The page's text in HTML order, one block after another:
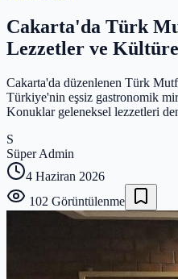
Cakarta'da Türk
Lezzetler ve
Cakarta'da düzenlenen Türk
Türkiye'nin eşsiz gastronomik
Konuklar geleneksel lezzetleri
S
Süper Admin
4 Haziran 2026
102 Görüntülenme